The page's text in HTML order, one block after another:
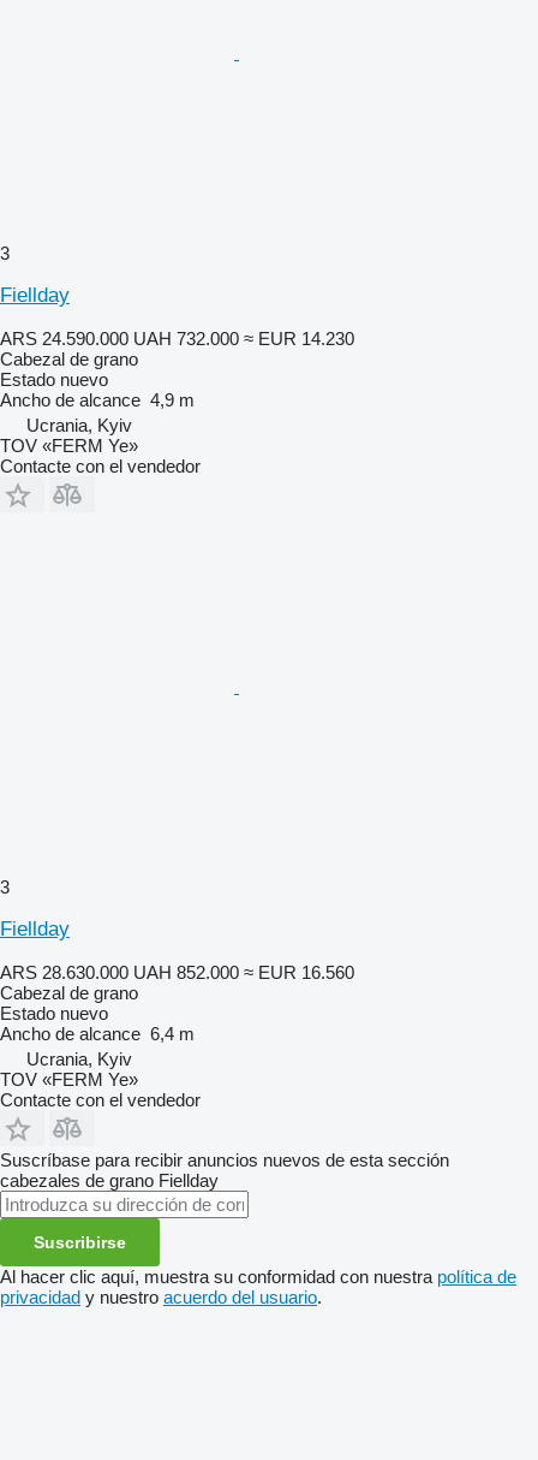
3
Fiellday
ARS 24.590.000 UAH 732.000 ≈ EUR 14.230
Cabezal de grano
Estado nuevo
Ancho de alcance 4,9 m
Ucrania, Kyiv
TOV «FERM Ye»
Contacte con el vendedor
3
Fiellday
ARS 28.630.000 UAH 852.000 ≈ EUR 16.560
Cabezal de grano
Estado nuevo
Ancho de alcance 6,4 m
Ucrania, Kyiv
TOV «FERM Ye»
Contacte con el vendedor
Suscríbase para recibir anuncios nuevos de esta sección
cabezales de grano Fiellday
Suscribirse
Al hacer clic aquí, muestra su conformidad con nuestra política de
privacidad y nuestro acuerdo del usuario.